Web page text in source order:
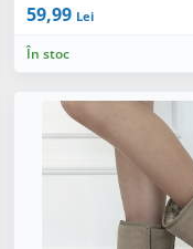
59,99 Lei
În stoc